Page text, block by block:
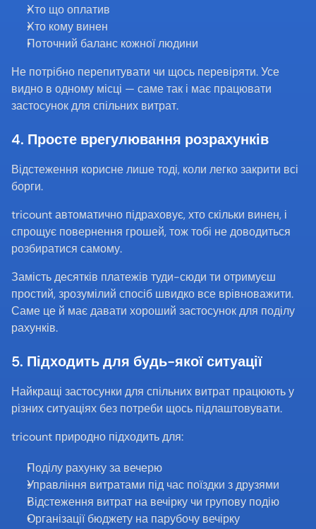
Хто що оплатив
Хто кому винен
Поточний баланс кожної людини
Не потрібно перепитувати чи щось перевіряти. Усе
видно в одному місці — саме так і має працювати
застосунок для спільних витрат.
4. Просте врегулювання розрахунків
Відстеження корисне лише тоді, коли легко закрити всі
борги.
tricount автоматично підраховує, хто скільки винен, і
спрощує повернення грошей, тож тобі не доводиться
розбиратися самому.
Замість десятків платежів туди-сюди ти отримуєш
простий, зрозумілий спосіб швидко все врівноважити.
Саме це й має давати хороший застосунок для поділу
рахунків.
5. Підходить для будь-якої ситуації
Найкращі застосунки для спільних витрат працюють у
різних ситуаціях без потреби щось підлаштовувати.
tricount природно підходить для:
Поділу рахунку за вечерю
Управління витратами під час поїздки з друзями
Відстеження витрат на вечірку чи групову подію
Організації бюджету на парубочу вечірку